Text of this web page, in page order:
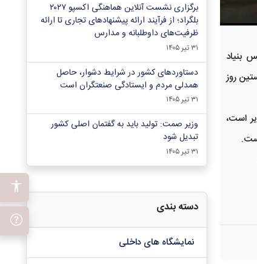
بنیاد
روز
بین‌المللی تهران دایر است،
برگزاری نشست آنلاین هماهنگی اکسپو ۲۰۲۷
بلگراد؛ از فرآیند ارائه پیشنهادهای تجاری تا ارائه
ظرفیت‌های داوطلبانه و مدارس
۳۱ تیر ۱۴۰۵
دستاوردهای کشور در شرایط دشوار، حاصل
همدلی مردم و ایستادگی صنعتگران است
۳۱ تیر ۱۴۰۵
وزیر صمت: تولید باید به گفتمان اصلی کشور
تبدیل شود
۳۱ تیر ۱۴۰۵
دسته بندی
نمایشگاه های داخلی